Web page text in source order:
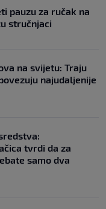
pauzu za ručak na
stručnjaci
na svijetu: Traju
najudaljenije
tvrdi da za
samo dva